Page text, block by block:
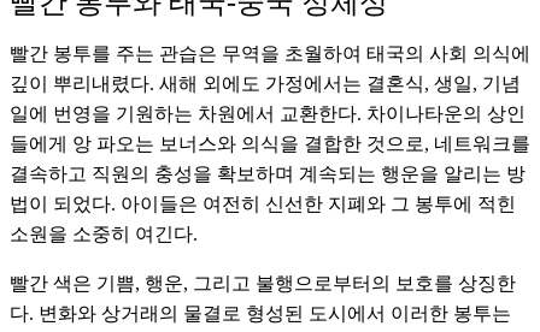
빨간 봉투를 주는 관습은 무역을 초월하여 태국의 사회 의식에
깊이 뿌리내렸다. 새해 외에도 가정에서는 결혼식, 생일, 기념
일에 번영을 기원하는 차원에서 교환한다. 차이나타운의 상인
들에게 앙 파오는 보너스와 의식을 결합한 것으로, 네트워크를
결속하고 직원의 충성을 확보하며 계속되는 행운을 알리는 방
법이 되었다. 아이들은 여전히 신선한 지폐와 그 봉투에 적힌
소원을 소중히 여긴다.
빨간 색은 기쁨, 행운, 그리고 불행으로부터의 보호를 상징한
다. 변화와 상거래의 물결로 형성된 도시에서 이러한 봉투는